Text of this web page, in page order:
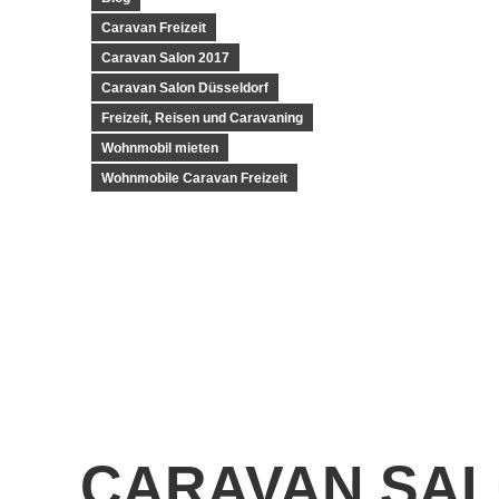
Caravan Freizeit
Caravan Salon 2017
Caravan Salon Düsseldorf
Freizeit, Reisen und Caravaning
Wohnmobil mieten
Wohnmobile Caravan Freizeit